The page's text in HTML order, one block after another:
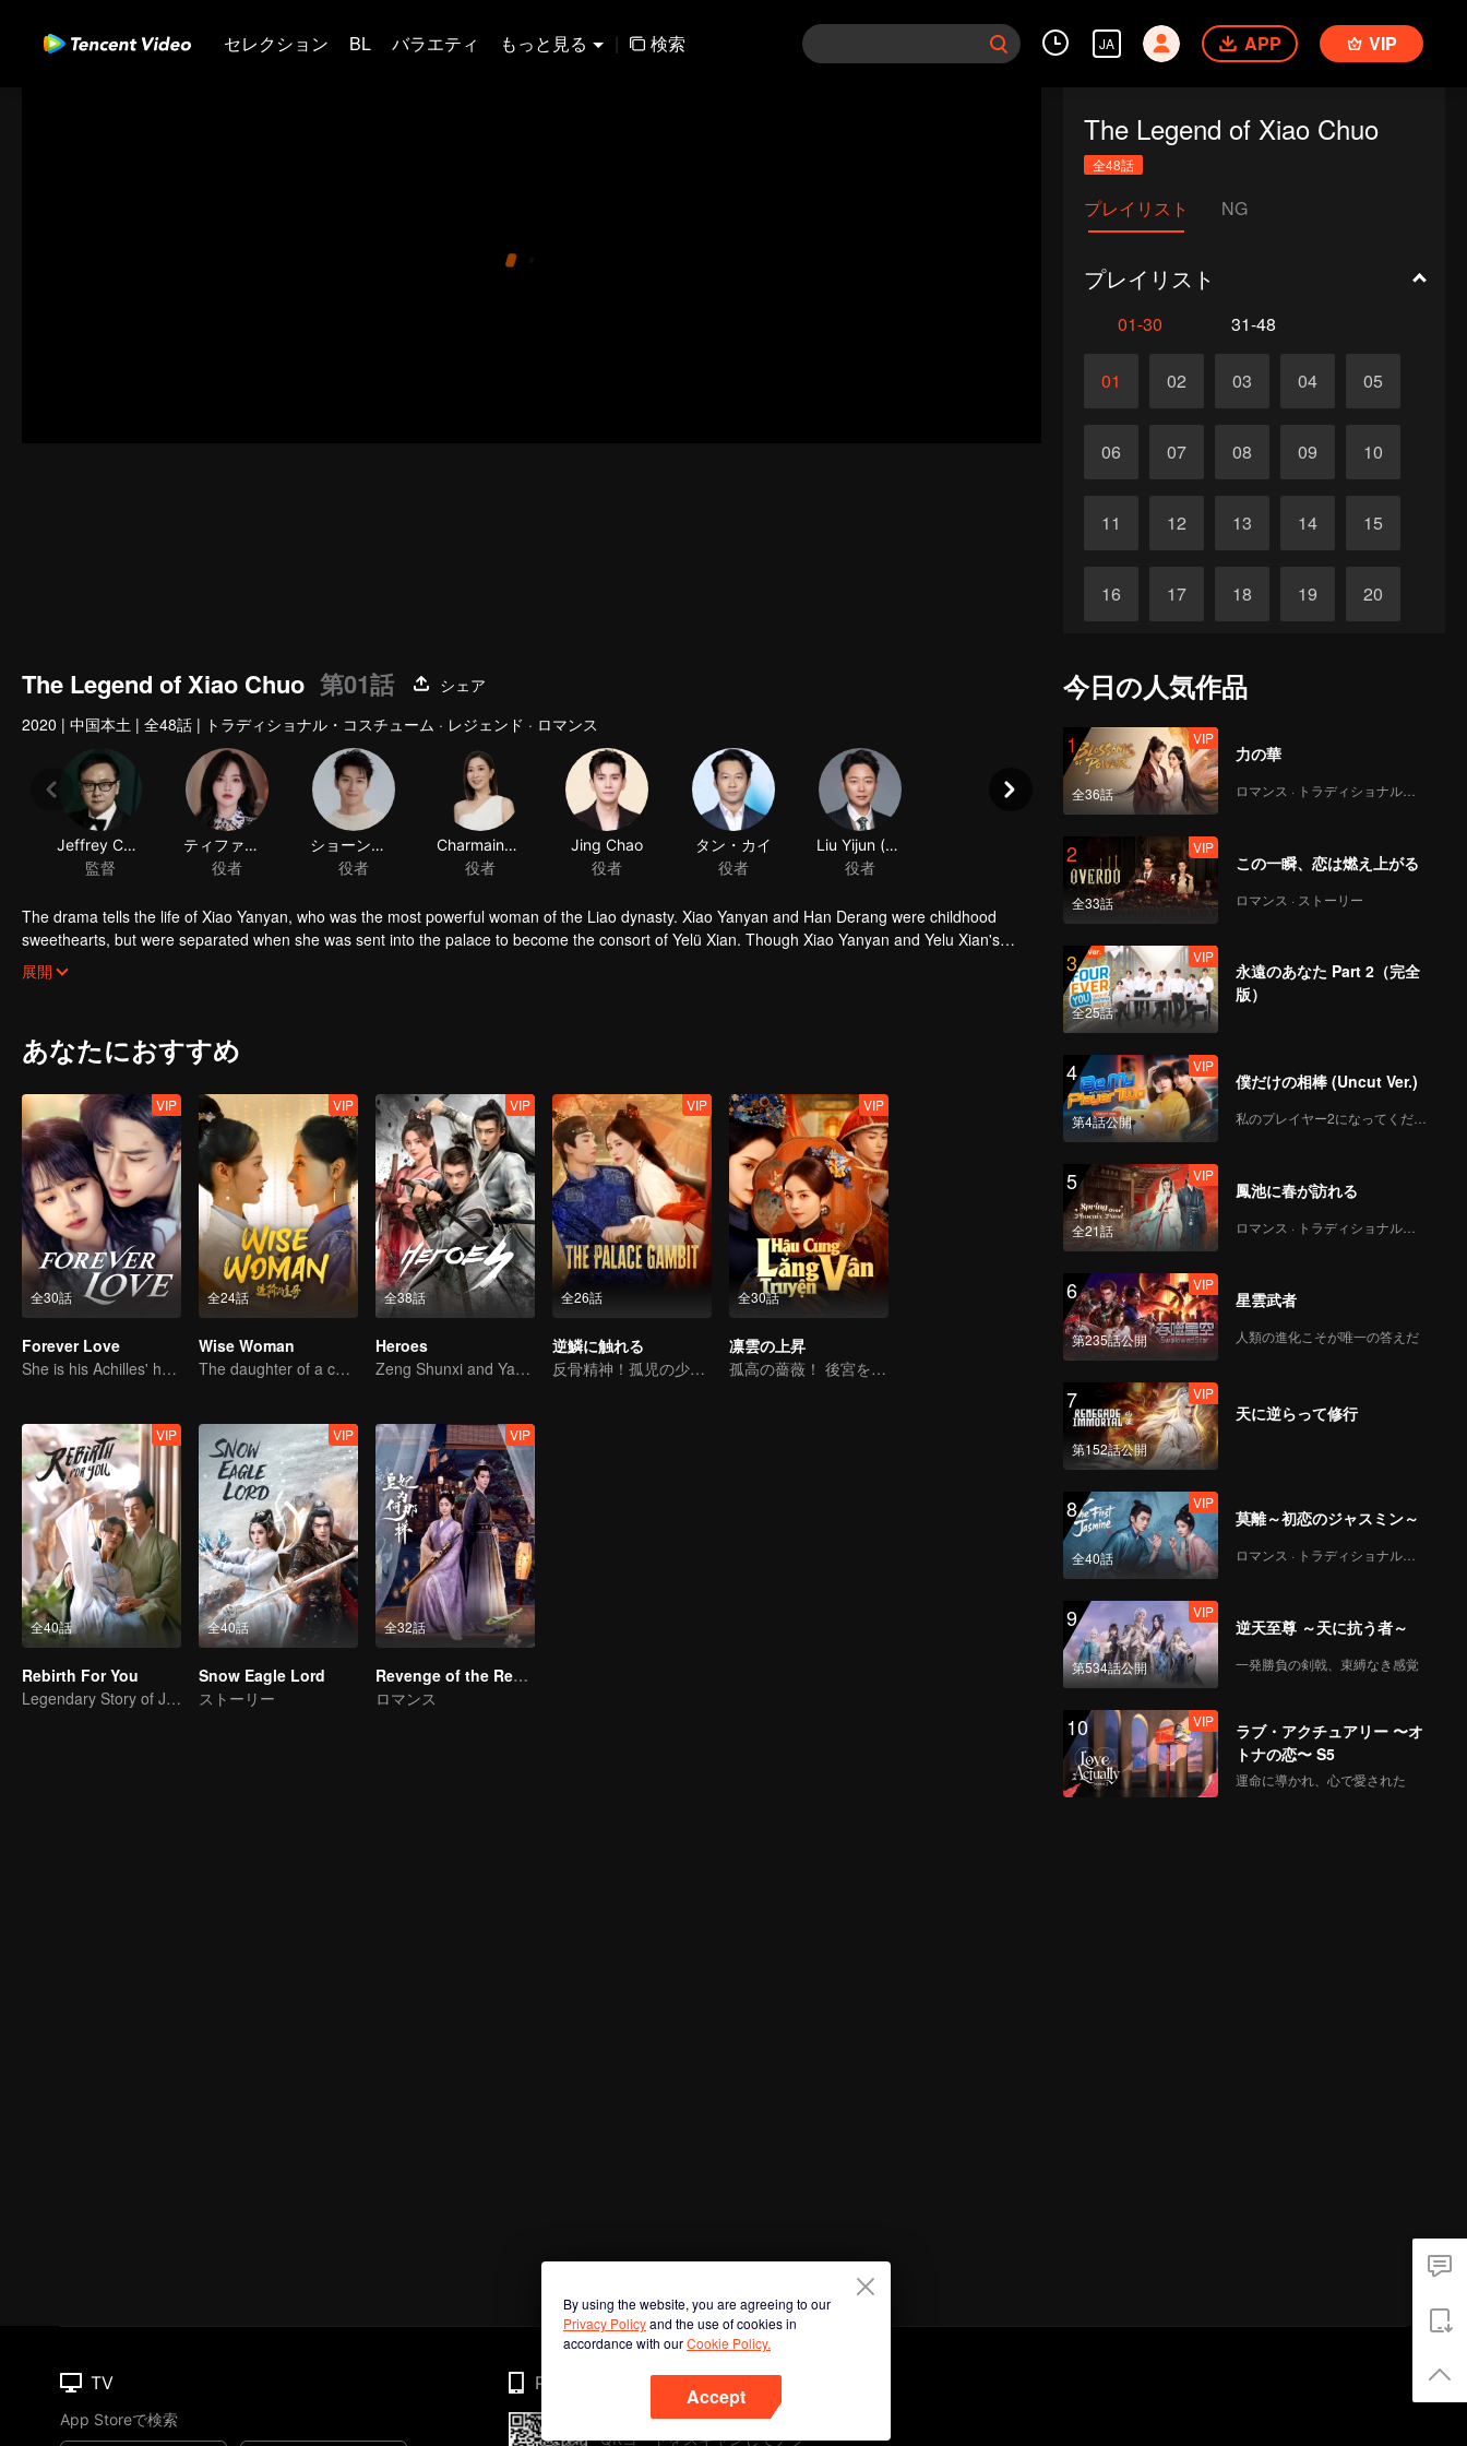
セレクション BL バラエティ もっと見る | 検索 JA APP VIP
The Legend of Xiao Chuo
全48話
プレイリスト NG
プレイリスト
01-30 31-48
01 02 03 04 05
06 07 08 09 10
11 12 13 14 15
16 17 18 19 20
26 27
The Legend of Xiao Chuo 第01話
シェア
2020 | 中国本土 | 全48話 | トラディショナル・コスチューム · レジェンド · ロマンス
Jeffrey Chiang
監督
ティファニー・タン
役者
ショーン・ドウ
役者
Charmaine Sheh
役者
Jing Chao
役者
タン・カイ
役者
Liu Yijun (actor)
役者
The drama tells the life of Xiao Yanyan, who was the most powerful woman of the Liao dynasty. Xiao Yanyan and Han Derang were childhood
sweethearts, but were separated when she was sent into the palace to become the consort of Yelü Xian. Though Xiao Yanyan and Yelu Xian's
marriage was not one built on romance, Xiao Yanyan fulfills her job as a dedicated empress, and gains her husband's respect after the policies she
instated proved her capability. Xiao Yanyan is entrusted with governing the country and acting as regent for their son after Yelv Xian’s death, and is
展開
あなたにおすすめ
全30話
VIP
Forever Love
She is his Achilles' heel and his armor
全24話
VIP
Wise Woman
The daughter of a concubine rises to become the matriarch of the family
全38話
VIP
Heroes
Zeng Shunxi and Yang Chaoyue Present the Affection among Young Marital Artists
全26話
VIP
逆鱗に触れる
反骨精神！孤児の少女がハーレムに一人で挑む
全30話
VIP
凛雲の上昇
孤高の薔薇！ 後宮を出し抜く
全40話
VIP
Rebirth For You
Legendary Story of Ju Jingyi and Joseph Zeng
全40話
VIP
Snow Eagle Lord
ストーリー
全32話
VIP
Revenge of the Reborn Princess
ロマンス
今日の人気作品
1
全36話
VIP
力の華
ロマンス · トラディショナル・コスチューム
2
全33話
VIP
この一瞬、恋は燃え上がる
ロマンス · ストーリー
3
全25話
VIP
永遠のあなた Part 2（完全
版）
4
第4話公開
VIP
僕だけの相棒 (Uncut Ver.)
私のプレイヤー2になってください
5
全21話
VIP
鳳池に春が訪れる
ロマンス · トラディショナル・コスチューム
6
第235話公開
VIP
星雲武者
人類の進化こそが唯一の答えだ
7
第152話公開
VIP
天に逆らって修行
8
全40話
VIP
莫離～初恋のジャスミン～
ロマンス · トラディショナル・コスチューム
9
第534話公開
VIP
逆天至尊 ～天に抗う者～
一発勝負の剣戟、束縛なき感覚
10 VIP
ラブ・アクチュアリー 〜オ
トナの恋〜 S5
運命に導かれ、心で愛された
By using the website, you are agreeing to our
Privacy Policyand the use of cookies in
accordance with ourCookie Policy.
Accept
TV
App Storeで検索
Phone
QRコードをスキャンしてアプ